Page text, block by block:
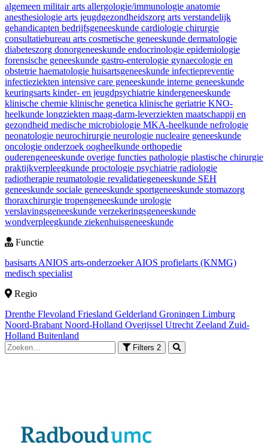
algemeen militair arts allergologie/immunologie anatomie
anesthesiologie arts jeugdgezondheidszorg arts verstandelijk
gehandicapten bedrijfsgeneeskunde cardiologie chirurgie
consultatiebureau arts cosmetische geneeskunde dermatologie
diabeteszorg donorgeneeskunde endocrinologie epidemiologie
forensische geneeskunde gastro-enterologie gynaecologie en
obstetrie haematologie huisartsgeneeskunde infectiepreventie
infectieziekten intensive care geneeskunde interne geneeskunde
keuringsarts kinder- en jeugdpsychiatrie kindergeneeskunde
klinische chemie klinische genetica klinische geriatrie KNO-
heelkunde longziekten maag-darm-leverziekten maatschappij en
gezondheid medische microbiologie MKA-heelkunde nefrologie
neonatologie neurochirurgie neurologie nucleaire geneeskunde
oncologie onderzoek oogheelkunde orthopedie
ouderengeneeskunde overige functies pathologie plastische chirurgie
praktijkverpleegkunde proctologie psychiatrie radiologie
radiotherapie reumatologie revalidatiegeneeskunde SEH
geneeskunde sociale geneeskunde sportgeneeskunde stomazorg
thoraxchirurgie tropengeneeskunde urologie
verslavingsgeneeskunde verzekeringsgeneeskunde
wondverpleegkunde ziekenhuisgeneeskunde
Functie
basisarts ANIOS arts-onderzoekerAIOS profielarts (KNMG)
medisch specialist
Regio
Drenthe Flevoland Friesland Gelderland Groningen Limburg
Noord-Brabant Noord-Holland Overijssel Utrecht Zeeland Zuid-
Holland Buitenland
Filters 2